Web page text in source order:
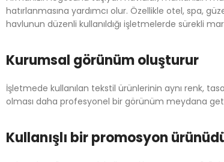
hatırlanmasına yardımcı olur. Özellikle otel, spa,
havlunun düzenli kullanıldığı işletmelerde sürekli
Kurumsal görünüm oluşturur
İşletmede kullanılan tekstil ürünlerinin aynı renk,
olması daha profesyonel bir görünüm meydana
Kullanışlı bir promosyon